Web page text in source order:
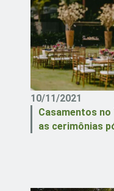
10/11/2021
Casamentos no
as cerimônias